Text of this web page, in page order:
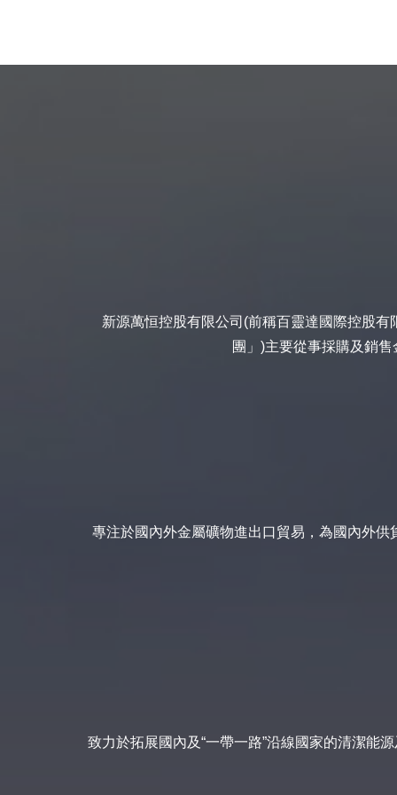
新源萬恒控股有限公司(前稱百靈達國際控股
團」)主要從事採購及銷
專注於國內外金屬礦物進出口貿易，為國內外
致力於拓展國內及“一帶一路”沿線國家的清潔能